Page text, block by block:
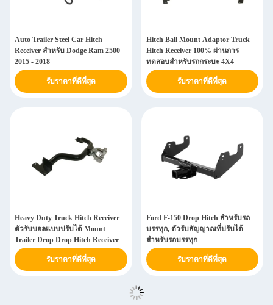
Auto Trailer Steel Car Hitch
Receiver สำหรับ Dodge Ram 2500
2015 - 2018
รับราคาที่ดีที่สุด
Hitch Ball Mount Adaptor Truck
Hitch Receiver 100% ผ่านการ
ทดสอบสำหรับรถกระบะ 4X4
รับราคาที่ดีที่สุด
Heavy Duty Truck Hitch Receiver
ตัวรับบอลแบบปรับได้ Mount
Trailer Drop Drop Hitch Receiver
รับราคาที่ดีที่สุด
Ford F-150 Drop Hitch สำหรับรถ
บรรทุก, ตัวรับสัญญาณที่ปรับได้
สำหรับรถบรรทุก
รับราคาที่ดีที่สุด